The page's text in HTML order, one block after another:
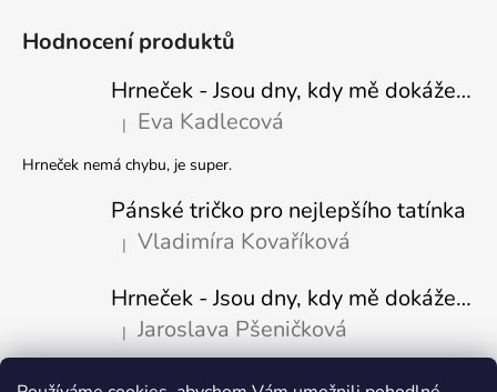
Hodnocení produktů
Hrneček - Jsou dny, kdy mě dokáže nasrat i vzduch - Sova
Hodnocení produktu je 5 z 5 hvězdiček.
| Eva Kadlecová
Hrneček nemá chybu, je super.
Pánské tričko pro nejlepšího tatínka
Hodnocení produktu je 5 z 5 hvězdiček.
| Vladimíra Kovaříková
Hrneček - Jsou dny, kdy mě dokáže nasrat i vzduch-naštvaný pejsek
Hodnocení produktu je 5 z 5 hvězdiček.
| Jaroslava Pšeničková